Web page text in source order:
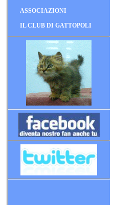
ASSOCIAZIONI
IL CLUB DI GATTOPOLI